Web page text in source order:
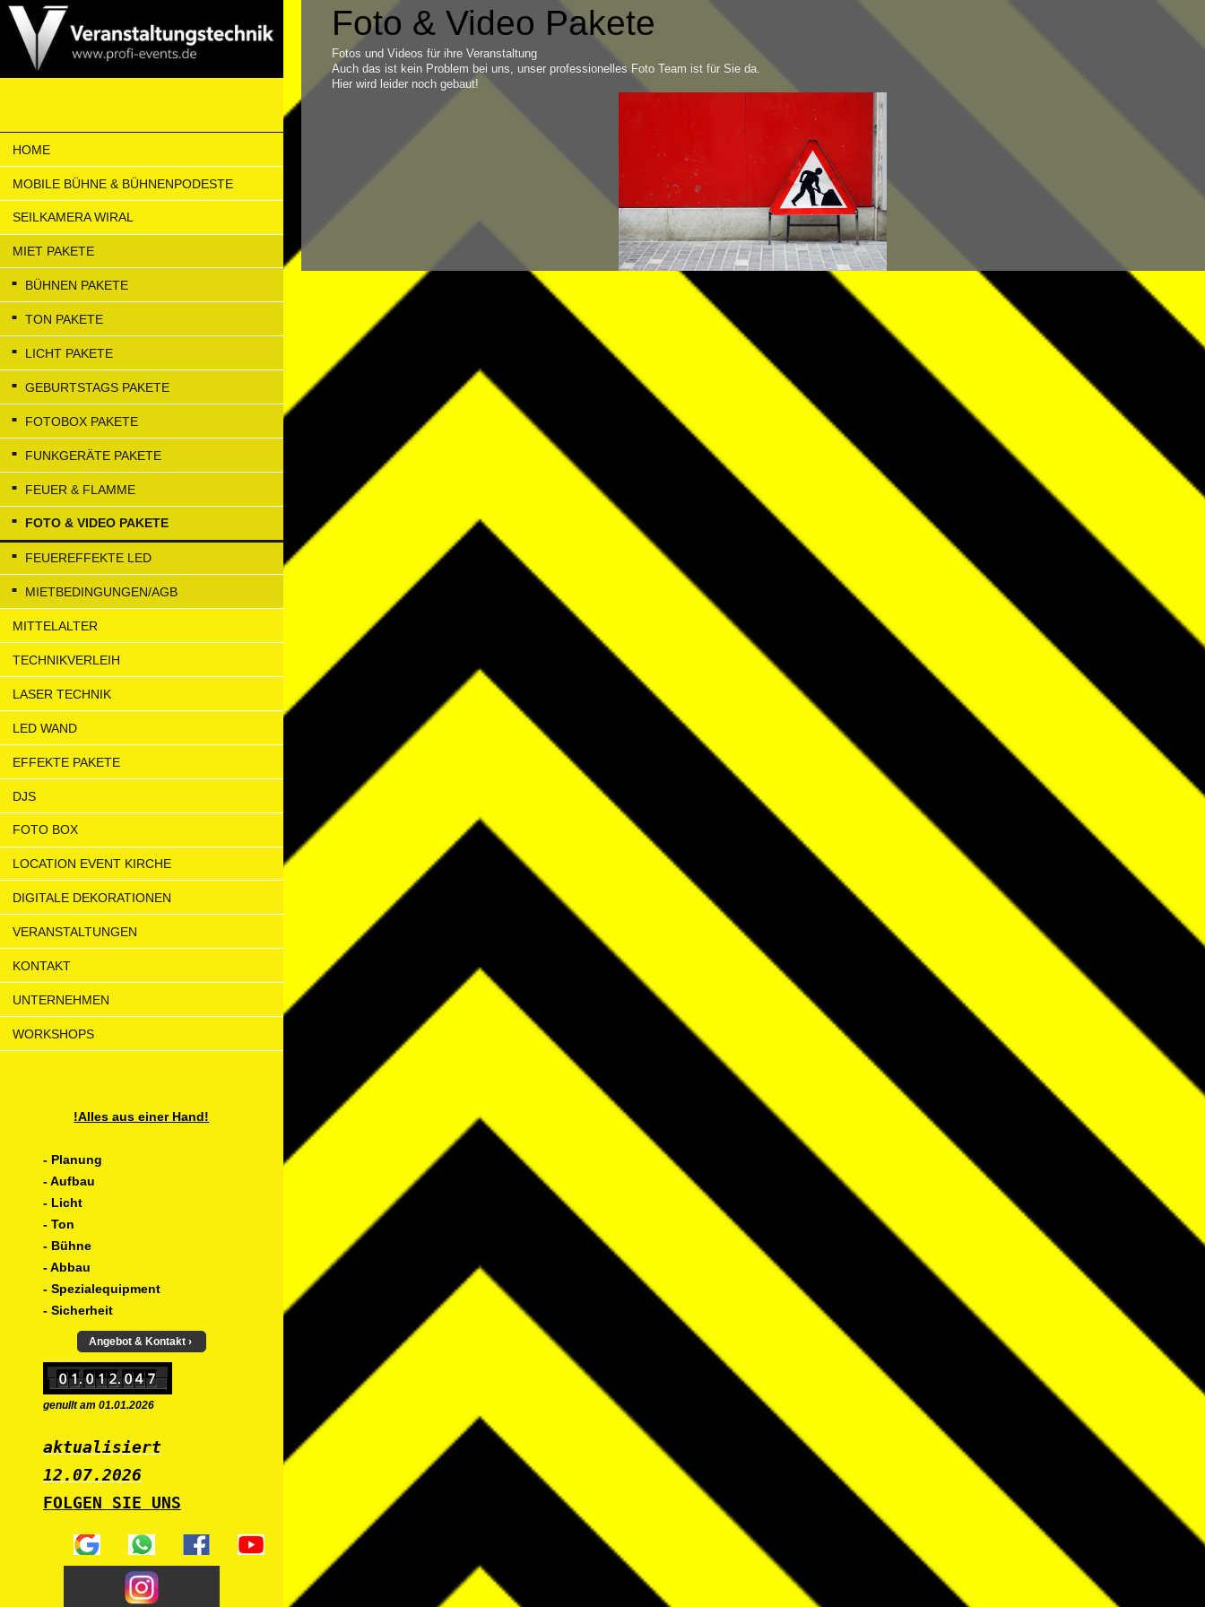
HOME
MOBILE BÜHNE & BÜHNENPODESTE
SEILKAMERA WIRAL
MIET PAKETE
BÜHNEN PAKETE
TON PAKETE
LICHT PAKETE
GEBURTSTAGS PAKETE
FOTOBOX PAKETE
FUNKGERÄTE PAKETE
FEUER & FLAMME
FOTO & VIDEO PAKETE
FEUEREFFEKTE LED
MIETBEDINGUNGEN/AGB
MITTELALTER
TECHNIKVERLEIH
LASER TECHNIK
LED WAND
EFFEKTE PAKETE
DJS
FOTO BOX
LOCATION EVENT KIRCHE
DIGITALE DEKORATIONEN
VERANSTALTUNGEN
KONTAKT
UNTERNEHMEN
WORKSHOPS
!Alles aus einer Hand!
- Planung
- Aufbau
- Licht
- Ton
- Bühne
- Abbau
- Spezialequipment
- Sicherheit
Angebot & Kontakt
genullt am 01.01.2026
aktualisiert
12.07.2026
FOLGEN SIE UNS
Foto & Video Pakete
Fotos und Videos für ihre Veranstaltung
Auch das ist kein Problem bei uns, unser professionelles Foto Team ist für Sie da.
Hier wird leider noch gebaut!